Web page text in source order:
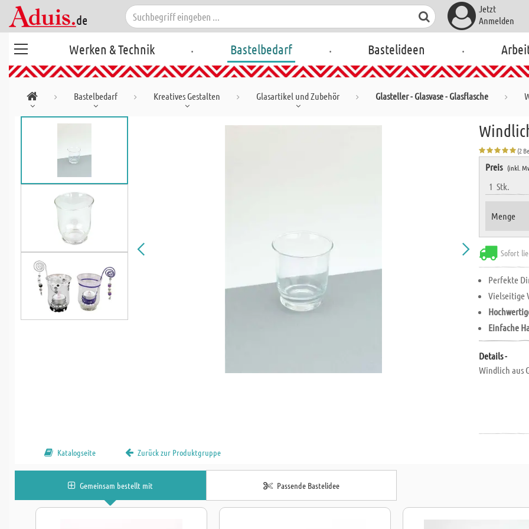
Jetzt
Anmelden
Werken & Technik . Bastelbedarf . Bastelideen .
Bastelbedarf Kreatives Gestalten Glasartikel und Zubehör Glasteller - Glasvase - Glasflasche
(2
Preis (inkl.
1Stk.
Menge
Sofort
Perfekte
Vielseitige
Einfache
Details -
Windlich aus
Katalogseite Zurück zur Produktgruppe
Gemeinsam bestellt mit Passende Bastelidee